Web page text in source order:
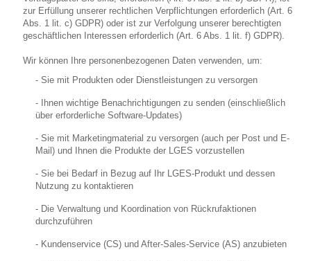
zur Erfüllung unserer rechtlichen Verpflichtungen erforderlich (Art. 6
Abs. 1 lit. c) GDPR) oder ist zur Verfolgung unserer berechtigten
geschäftlichen Interessen erforderlich (Art. 6 Abs. 1 lit. f) GDPR).
Wir können Ihre personenbezogenen Daten verwenden, um:
- Sie mit Produkten oder Dienstleistungen zu versorgen
- Ihnen wichtige Benachrichtigungen zu senden (einschließlich
über erforderliche Software-Updates)
- Sie mit Marketingmaterial zu versorgen (auch per Post und E-
Mail) und Ihnen die Produkte der LGES vorzustellen
- Sie bei Bedarf in Bezug auf Ihr LGES-Produkt und dessen
Nutzung zu kontaktieren
- Die Verwaltung und Koordination von Rückrufaktionen
durchzuführen
- Kundenservice (CS) und After-Sales-Service (AS) anzubieten